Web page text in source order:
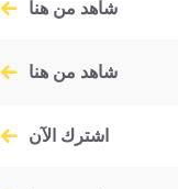
شاهد من هنا
شاهد من هنا
اشترك الآن